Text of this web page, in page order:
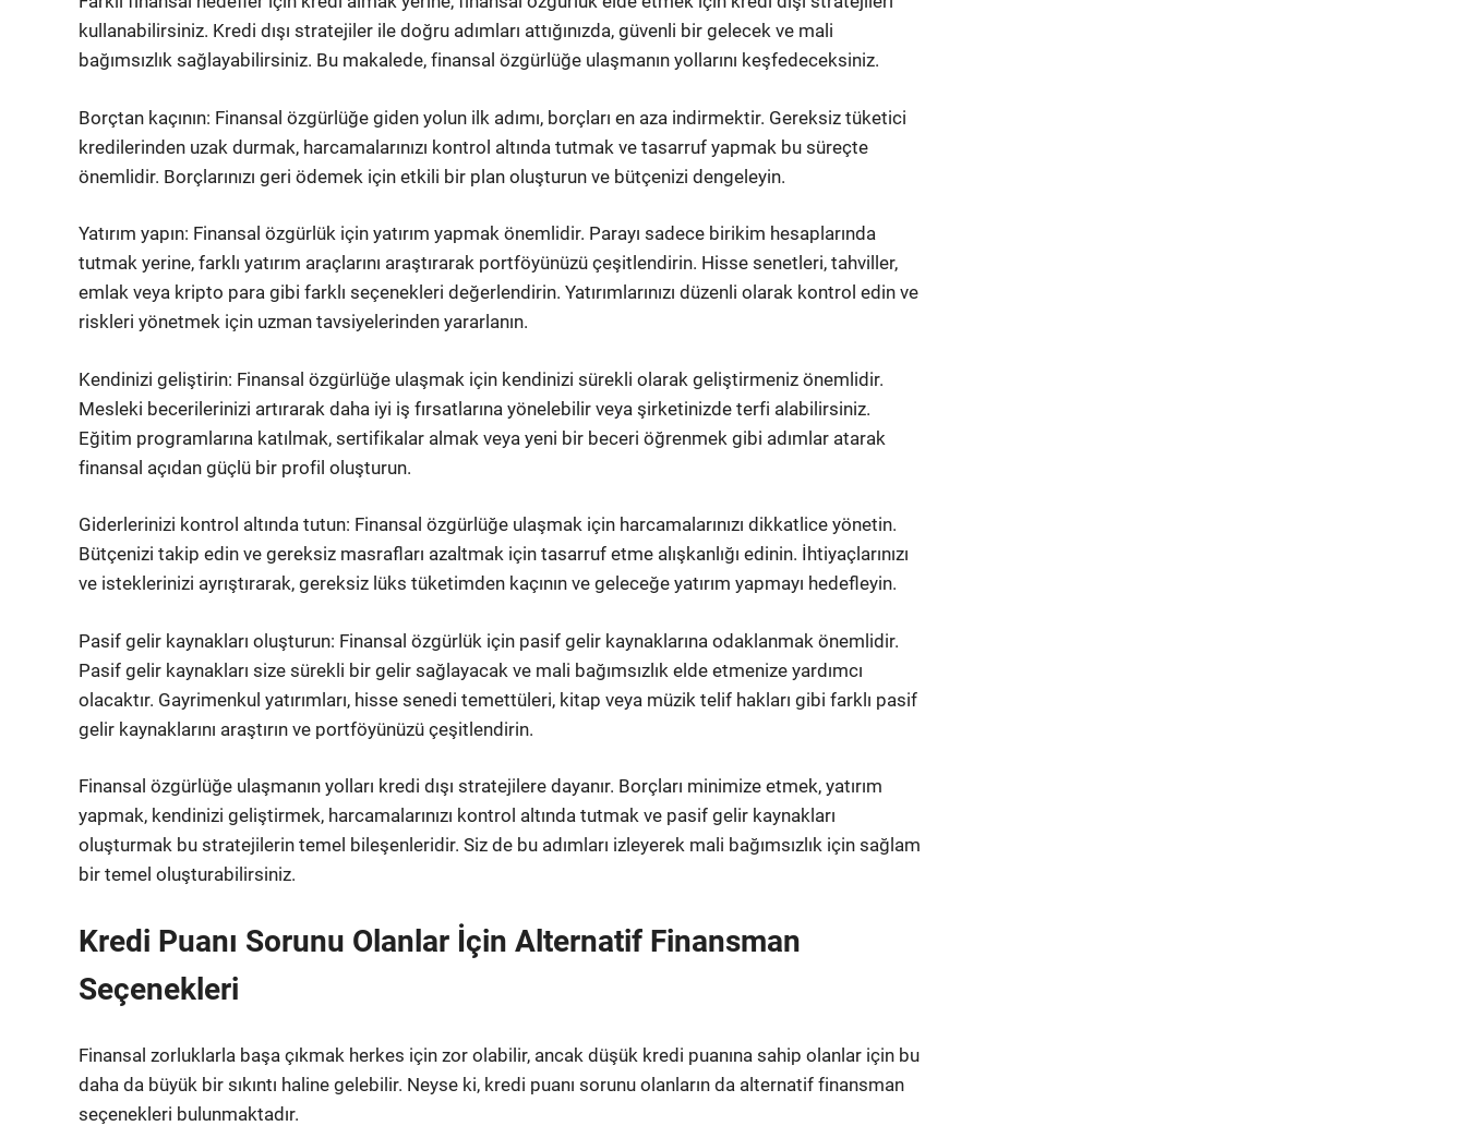
kullanabilirsiniz. Kredi dışı stratejiler ile doğru adımları attığınızda, güvenli bir gelecek ve mali
bağımsızlık sağlayabilirsiniz. Bu makalede, finansal özgürlüğe ulaşmanın yollarını keşfedeceksiniz.
Borçtan kaçının: Finansal özgürlüğe giden yolun ilk adımı, borçları en aza indirmektir. Gereksiz tüketici
kredilerinden uzak durmak, harcamalarınızı kontrol altında tutmak ve tasarruf yapmak bu süreçte
önemlidir. Borçlarınızı geri ödemek için etkili bir plan oluşturun ve bütçenizi dengeleyin.
Yatırım yapın: Finansal özgürlük için yatırım yapmak önemlidir. Parayı sadece birikim hesaplarında
tutmak yerine, farklı yatırım araçlarını araştırarak portföyünüzü çeşitlendirin. Hisse senetleri, tahviller,
emlak veya kripto para gibi farklı seçenekleri değerlendirin. Yatırımlarınızı düzenli olarak kontrol edin ve
riskleri yönetmek için uzman tavsiyelerinden yararlanın.
Kendinizi geliştirin: Finansal özgürlüğe ulaşmak için kendinizi sürekli olarak geliştirmeniz önemlidir.
Mesleki becerilerinizi artırarak daha iyi iş fırsatlarına yönelebilir veya şirketinizde terfi alabilirsiniz.
Eğitim programlarına katılmak, sertifikalar almak veya yeni bir beceri öğrenmek gibi adımlar atarak
finansal açıdan güçlü bir profil oluşturun.
Giderlerinizi kontrol altında tutun: Finansal özgürlüğe ulaşmak için harcamalarınızı dikkatlice yönetin.
Bütçenizi takip edin ve gereksiz masrafları azaltmak için tasarruf etme alışkanlığı edinin. İhtiyaçlarınızı
ve isteklerinizi ayrıştırarak, gereksiz lüks tüketimden kaçının ve geleceğe yatırım yapmayı hedefleyin.
Pasif gelir kaynakları oluşturun: Finansal özgürlük için pasif gelir kaynaklarına odaklanmak önemlidir.
Pasif gelir kaynakları size sürekli bir gelir sağlayacak ve mali bağımsızlık elde etmenize yardımcı
olacaktır. Gayrimenkul yatırımları, hisse senedi temettüleri, kitap veya müzik telif hakları gibi farklı pasif
gelir kaynaklarını araştırın ve portföyünüzü çeşitlendirin.
Finansal özgürlüğe ulaşmanın yolları kredi dışı stratejilere dayanır. Borçları minimize etmek, yatırım
yapmak, kendinizi geliştirmek, harcamalarınızı kontrol altında tutmak ve pasif gelir kaynakları
oluşturmak bu stratejilerin temel bileşenleridir. Siz de bu adımları izleyerek mali bağımsızlık için sağlam
bir temel oluşturabilirsiniz.
Kredi Puanı Sorunu Olanlar İçin Alternatif Finansman
Seçenekleri
Finansal zorluklarla başa çıkmak herkes için zor olabilir, ancak düşük kredi puanına sahip olanlar için bu
daha da büyük bir sıkıntı haline gelebilir. Neyse ki, kredi puanı sorunu olanların da alternatif finansman
seçenekleri bulunmaktadır.